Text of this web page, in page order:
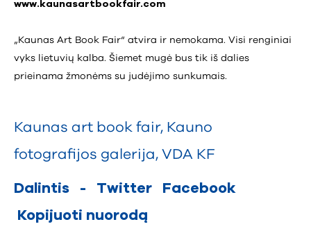
www.kaunasartbookfair.com
„Kaunas Art Book Fair“ atvira ir nemokama. Visi renginiai
vyks lietuvių kalba. Šiemet mugė bus tik iš dalies
prieinama žmonėms su judėjimo sunkumais.
Kaunas art book fair, Kauno
fotografijos galerija, VDA KF
Dalintis - Twitter
Facebook
Kopijuoti nuorodą